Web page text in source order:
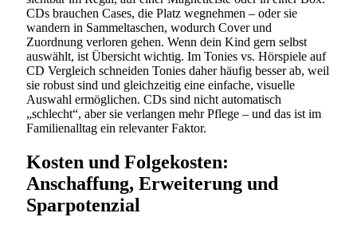
CDs brauchen Cases, die Platz wegnehmen – oder sie
wandern in Sammeltaschen, wodurch Cover und
Zuordnung verloren gehen. Wenn dein Kind gern selbst
auswählt, ist Übersicht wichtig. Im Tonies vs. Hörspiele auf
CD Vergleich schneiden Tonies daher häufig besser ab, weil
sie robust sind und gleichzeitig eine einfache, visuelle
Auswahl ermöglichen. CDs sind nicht automatisch
„schlecht“, aber sie verlangen mehr Pflege – und das ist im
Familienalltag ein relevanter Faktor.
Kosten und Folgekosten:
Anschaffung, Erweiterung und
Sparpotenzial